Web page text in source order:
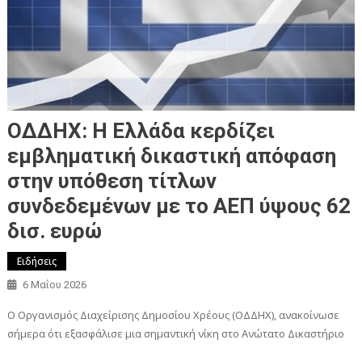
ΟΔΔΗΧ: Η Ελλάδα κερδίζει
εμβληματική δικαστική απόφαση
στην υπόθεση τίτλων
συνδεδεμένων με το ΑΕΠ ύψους 62
δισ. ευρώ
Ειδήσεις
6 Μαΐου 2026
Ο Οργανισμός Διαχείρισης Δημοσίου Χρέους (ΟΔΔΗΧ), ανακοίνωσε
σήμερα ότι εξασφάλισε μια σημαντική νίκη στο Ανώτατο Δικαστήριο